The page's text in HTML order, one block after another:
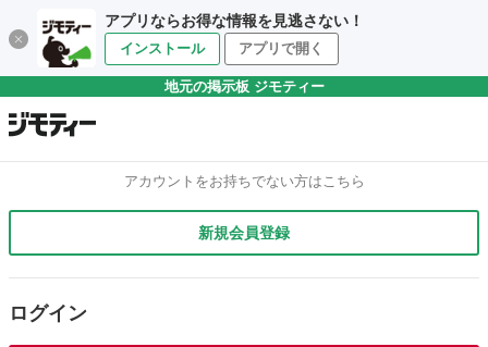
アプリならお得な情報を見逃さない！
インストール アプリで開く
地元の掲示板 ジモティー
アカウントをお持ちでない方はこちら
新規会員登録
ログイン